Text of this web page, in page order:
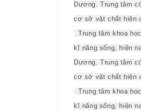
Dương. Trung tâm
cơ sở vật chất hiện
Trung tâm khoa
kĩ năng sống, hiện
Dương. Trung tâm
cơ sở vật chất hiện
Trung tâm khoa
kĩ năng sống, hiện